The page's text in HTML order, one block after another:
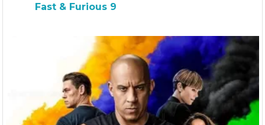
Fast & Furious 9